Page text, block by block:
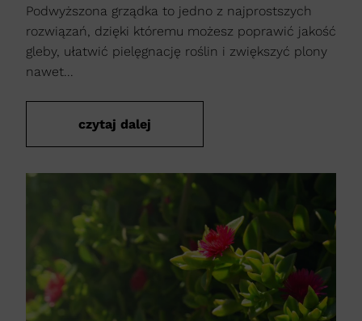
Podwyższona grządka to jedno z najprostszych
rozwiązań, dzięki któremu możesz poprawić jakość
gleby, ułatwić pielęgnację roślin i zwiększyć plony
nawet...
czytaj dalej